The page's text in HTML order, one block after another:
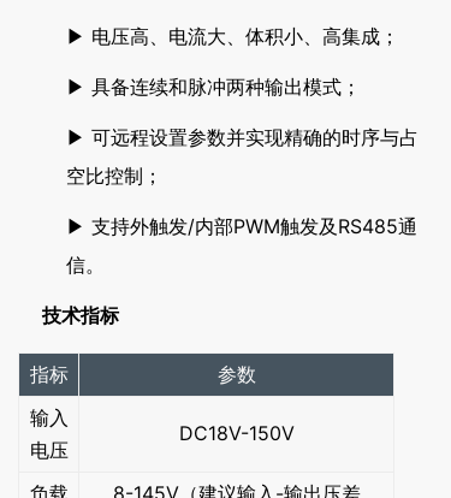
▶ 电压高、电流大、体积小、高集成；
▶ 具备连续和脉冲两种输出模式；
▶ 可远程设置参数并实现精确的时序与占
空比控制；
▶ 支持外触发/内部PWM触发及RS485通
信。
技术指标
指标
参数
输入
电压
DC18V-150V
负载
8-145V（建议输入-输出压差